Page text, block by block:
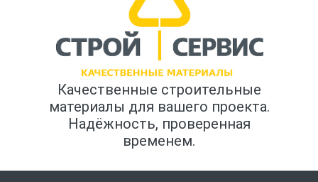
Качественные строительные
материалы для вашего проекта.
Надёжность, проверенная
временем.